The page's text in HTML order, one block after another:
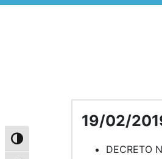
Alternar alto contraste
19/02/
DECRETO